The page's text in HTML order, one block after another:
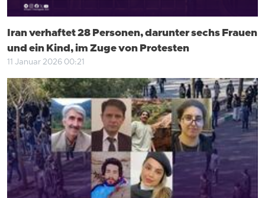
Iran verhaftet 28 Personen, darunter sechs Frauen
und ein Kind, im Zuge von Protesten
11 Januar 2026 00:21